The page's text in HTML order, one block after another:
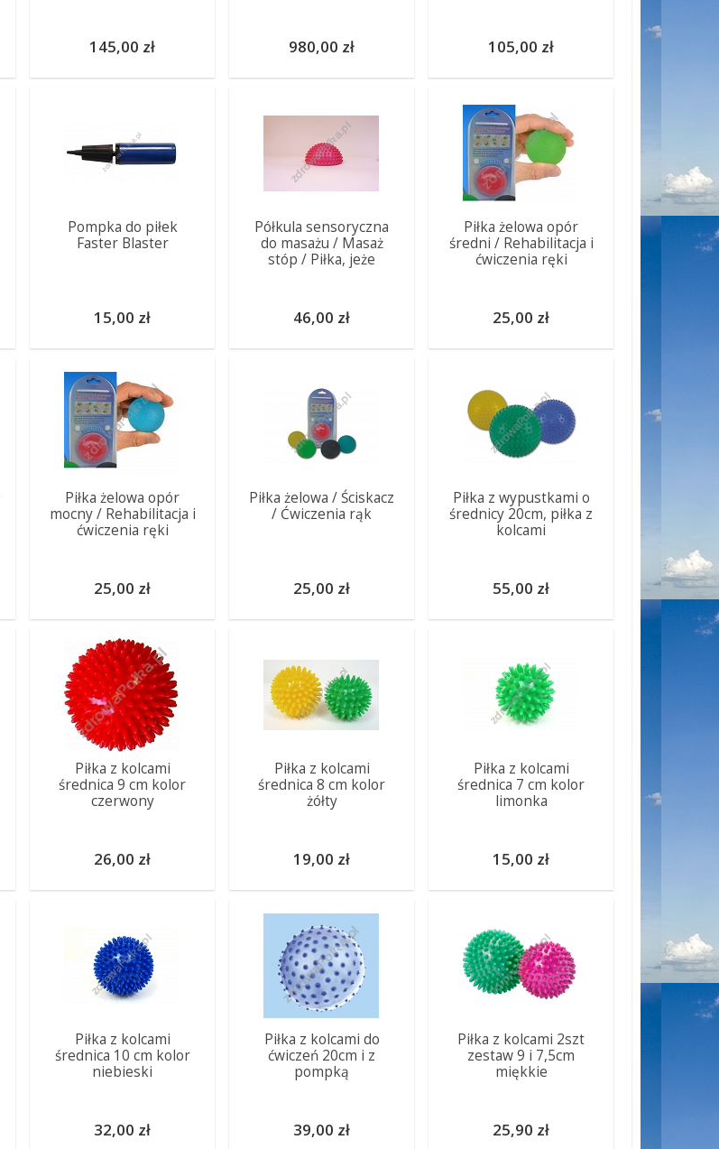
145,00 zł 980,00 zł 105,00 zł
Pompka do piłek
Faster Blaster
15,00 zł
Półkula sensoryczna
do masażu / Masaż
stóp / Piłka, jeże
46,00 zł
Piłka żelowa opór
średni / Rehabilitacja i
ćwiczenia ręki
25,00 zł
Piłka żelowa opór
mocny / Rehabilitacja i
ćwiczenia ręki
25,00 zł
Piłka żelowa / Ściskacz
/ Ćwiczenia rąk
25,00 zł
Piłka z wypustkami o
średnicy 20cm, piłka z
kolcami
55,00 zł
Piłka z kolcami
średnica 9 cm kolor
czerwony
26,00 zł
Piłka z kolcami
średnica 8 cm kolor
żółty
19,00 zł
Piłka z kolcami
średnica 7 cm kolor
limonka
15,00 zł
Piłka z kolcami
średnica 10 cm kolor
niebieski
32,00 zł
Piłka z kolcami do
ćwiczeń 20cm i z
pompką
39,00 zł
Piłka z kolcami 2szt
zestaw 9 i 7,5cm
miękkie
25,90 zł